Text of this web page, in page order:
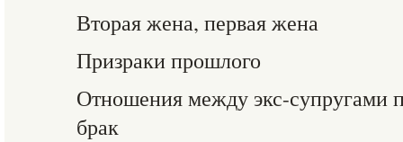
Вторая жена, первая жена
Призраки прошлого
Отношения между экс-супругами
брак